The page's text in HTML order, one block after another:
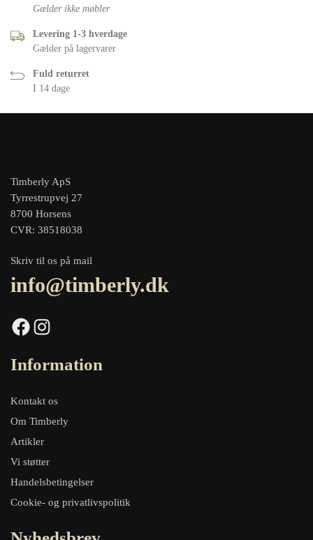
Gælder ikke møbler
Levering 1-3 hverdage
Gælder på lagervarer
Fuld returret
I 14 dage
Timberly ApS
Tyrrestrupvej 27
8700 Horsens
CVR: 38518038
Skriv til os på mail
info@timberly.dk
Facebook Instagram
Information
Kontakt os
Om Timberly
Artikler
Vi støtter
Handelsbetingelser
Cookie- og privatlivspolitik